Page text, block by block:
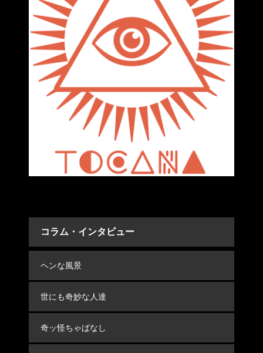
コラム・インタビュー
ヘンな風景
世にも奇妙な人達
奇ッ怪ちゃばなし